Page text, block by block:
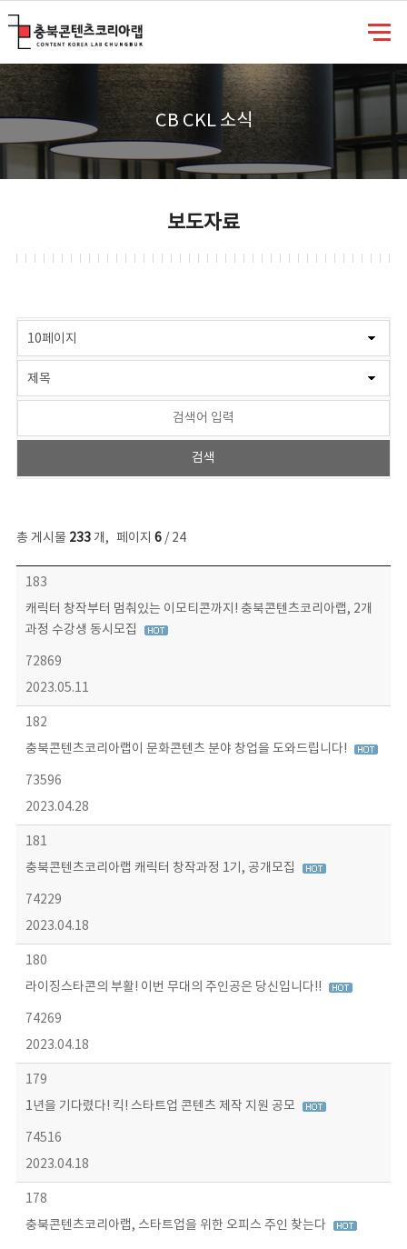
CB CKL 소식
보도자료
총 게시물 233개, 페이지 6/ 24
보도자료 목록 - 번호, 제목, 작성자, 파일, 조회수, 작성일 정보 제공
183
캐릭터 창작부터 멈춰있는 이모티콘까지! 충북콘텐츠코리아랩, 2개
과정 수강생 동시모집
72869
2023.05.11
182
충북콘텐츠코리아랩이 문화콘텐츠 분야 창업을 도와드립니다!
73596
2023.04.28
181
충북콘텐츠코리아랩 캐릭터 창작과정 1기, 공개모집
74229
2023.04.18
180
라이징스타콘의 부활! 이번 무대의 주인공은 당신입니다!!
74269
2023.04.18
179
1년을 기다렸다! 킥! 스타트업 콘텐츠 제작 지원 공모
74516
2023.04.18
178
충북콘텐츠코리아랩, 스타트업을 위한 오피스 주인 찾는다